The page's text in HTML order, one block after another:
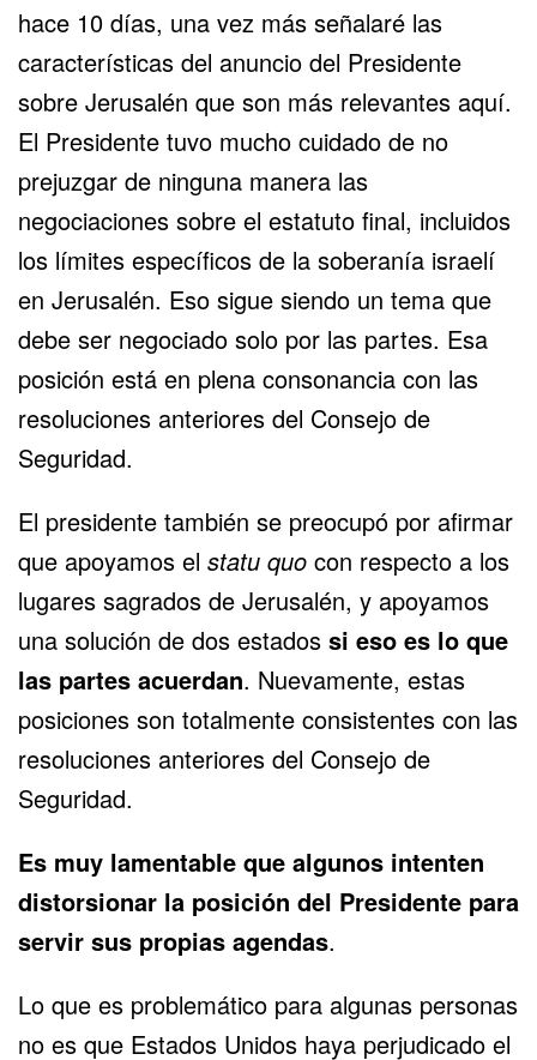
hace 10 días, una vez más señalaré las
características del anuncio del Presidente
sobre Jerusalén que son más relevantes aquí.
El Presidente tuvo mucho cuidado de no
prejuzgar de ninguna manera las
negociaciones sobre el estatuto final, incluidos
los límites específicos de la soberanía israelí
en Jerusalén. Eso sigue siendo un tema que
debe ser negociado solo por las partes. Esa
posición está en plena consonancia con las
resoluciones anteriores del Consejo de
Seguridad.
El presidente también se preocupó por afirmar
que apoyamos el statu quo con respecto a los
lugares sagrados de Jerusalén, y apoyamos
una solución de dos estados si eso es lo que
las partes acuerdan. Nuevamente, estas
posiciones son totalmente consistentes con las
resoluciones anteriores del Consejo de
Seguridad.
Es muy lamentable que algunos intenten
distorsionar la posición del Presidente para
servir sus propias agendas.
Lo que es problemático para algunas personas
no es que Estados Unidos haya perjudicado el